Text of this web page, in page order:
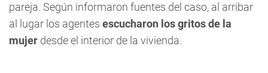
pareja. Según informaron fuentes del caso, al arribar
al lugar los agentes escucharon los gritos de la
mujer desde el interior de la vivienda.